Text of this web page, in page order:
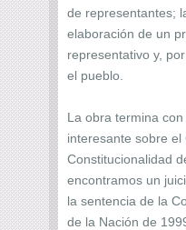
de representantes;
elaboración de un
representativo y,
el pueblo.
La obra termina
interesante sobre el
Constitucionalidad
encontramos un
la sentencia de la
de la Nación de